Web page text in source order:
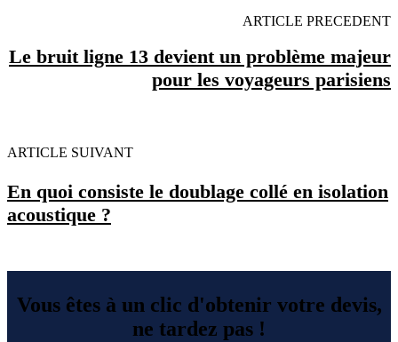
ARTICLE PRECEDENT
Le bruit ligne 13 devient un problème majeur
pour les voyageurs parisiens
ARTICLE SUIVANT
En quoi consiste le doublage collé en isolation
acoustique ?
Vous êtes à un clic d'obtenir votre devis,
ne tardez pas !